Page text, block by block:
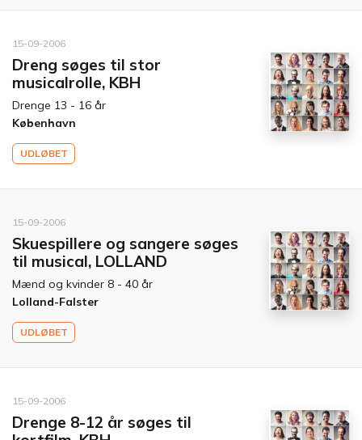
15-09-2006
Dreng søges til stor
musicalrolle, KBH
Drenge 13 - 16 år
København
UDLØBET
15-09-2006
Skuespillere og sangere søges
til musical, LOLLAND
Mænd og kvinder 8 - 40 år
Lolland-Falster
UDLØBET
15-09-2006
Drenge 8-12 år søges til